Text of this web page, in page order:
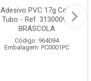
Adesivo PVC 17g Cola
Tubo - Ref. 3130009 -
BRASCOLA
Código: 964094
Embalagem: PC0001PC